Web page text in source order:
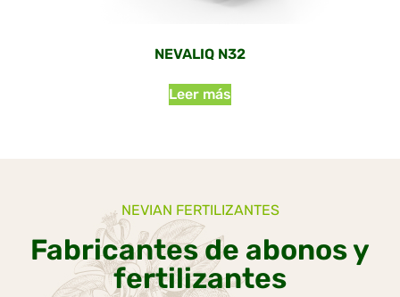
NEVALIQ N32
Leer más
NEVIAN FERTILIZANTES
Fabricantes de abonos y
fertilizantes